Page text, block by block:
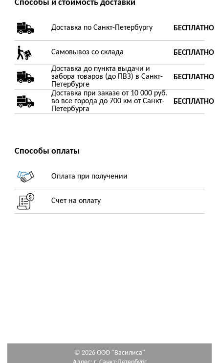
Способы и стоимость доставки
Доставка по Санкт-Петербургу БЕСПЛАТНО
Самовывоз со склада БЕСПЛАТНО
Доставка до пункта выдачи и
забора товаров (до ПВЗ) в Санкт-
Петербурге
БЕСПЛАТНО
Доставка при заказе от 10 000 руб.
во все города до 700 км от Санкт-
Петербурга
БЕСПЛАТНО
Способы оплаты
Оплата при получении
Счет на оплату
© 2026 ООО "Василиса"